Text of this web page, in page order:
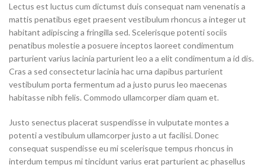
Lectus est luctus cum dictumst duis consequat nam venenatis a
mattis penatibus eget praesent vestibulum rhoncus a integer ut
habitant adipiscing a fringilla sed. Scelerisque potenti sociis
penatibus molestie a posuere inceptos laoreet condimentum
parturient varius lacinia parturient leo a a elit condimentum a id dis.
Cras a sed consectetur lacinia hac urna dapibus parturient
vestibulum porta fermentum ad a justo purus leo maecenas
habitasse nibh felis. Commodo ullamcorper diam quam et.
Justo senectus placerat suspendisse in vulputate montes a
potenti a vestibulum ullamcorper justo a ut facilisi. Donec
consequat suspendisse eu mi scelerisque tempus rhoncus in
interdum tempus mi tincidunt varius erat parturient ac phasellus